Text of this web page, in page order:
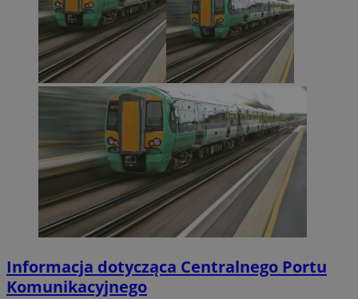
Informacja dotycząca Centralnego Portu
Komunikacyjnego